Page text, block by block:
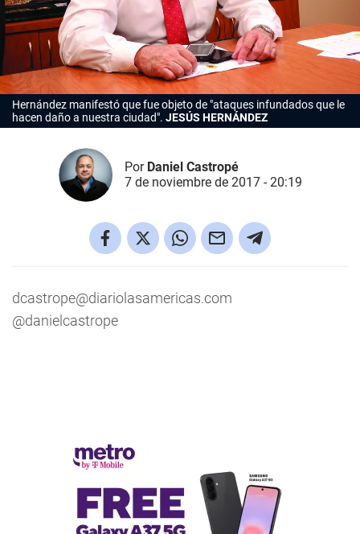
Hernández manifestó que fue objeto de "ataques infundados que le
hacen daño a nuestra ciudad". JESÚS HERNÁNDEZ
Por Daniel Castropé
7 de noviembre de 2017 - 20:19
dcastrope@diariolasamericas.com
@danielcastrope